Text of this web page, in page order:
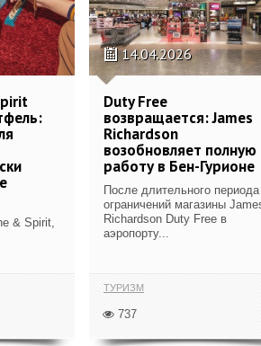
& Spirit,
14.04.2026
Duty Free
возвращается: James
Richardson
возобновляет полную
работу в Бен-Гурионе
После длительного периода
ограничений магазины
Richardson Duty Free в
аэропорту...
ТУРИЗМ
737